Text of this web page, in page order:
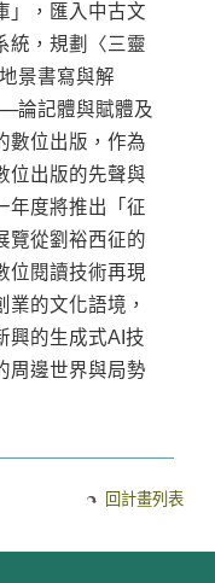
」，匯入中古文
統，規劃〈三靈
景書寫與解
論記體與賦體及
數位出版，作為
位出版的先聲與
年度將推出「征
覽從劉裕西征的
位閱讀技術再現
的文化語境，
興的生成式AI技
周邊世界與局勢
回計畫列表